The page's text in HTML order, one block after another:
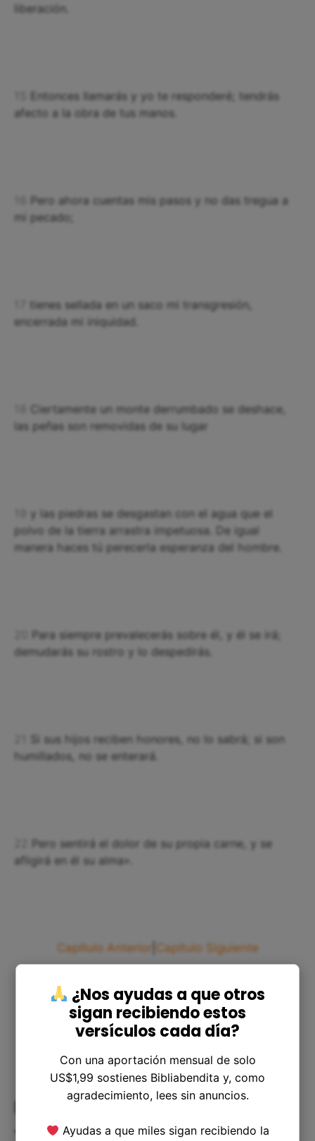
liberación.
Entonces llamarás y yo te responderé; tendrás
afecto a la obra de tus manos.
Pero ahora cuentas mis pasos y no das tregua a
mi pecado;
tienes sellada en un saco mi transgresión,
encerrada mi iniquidad.
Ciertamente un monte derrumbado se deshace,
las peñas son removidas de su lugar
y las piedras se desgastan con el agua que el
polvo de la tierra arrastra impetuosa. De igual
manera haces tú perecerla esperanza del hombre.
Para siempre prevalecerás sobre él, y él se irá;
demudarás su rostro y lo despedirás.
Si sus hijos reciben honores, no lo sabrá; si son
humillados, no se enterará.
Pero sentirá el dolor de su propia carne, y se
afligirá en él su alma».
Capítulo Anterior Capítulo Siguiente
Estudio y Comentario Bíblico de
Job 14
¿Nos ayudas a que otros
sigan recibiendo estos
versículos cada día?
Con una aportación mensual de solo
US$1,99 sostienes Bibliabendita y, como
agradecimiento, lees sin anuncios.
Ayudas a que miles sigan recibiendo la